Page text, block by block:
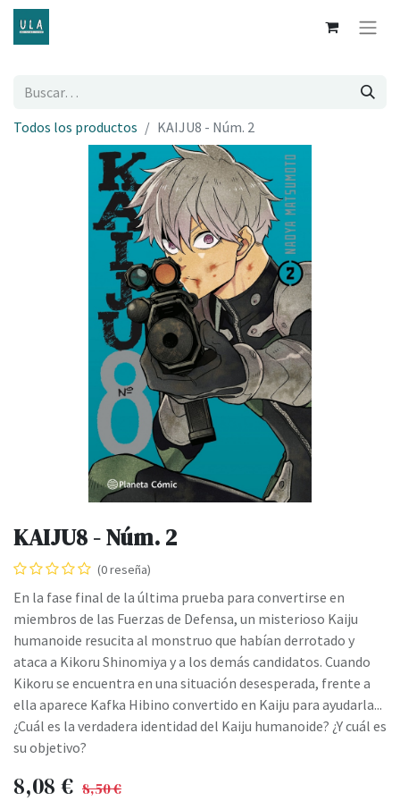
Todos los productos KAIJU8 - Núm. 2
KAIJU8 - Núm. 2
(0 reseña)
En la fase final de la última prueba para convertirse en
miembros de las Fuerzas de Defensa, un misterioso Kaiju
humanoide resucita al monstruo que habían derrotado y
ataca a Kikoru Shinomiya y a los demás candidatos. Cuando
Kikoru se encuentra en una situación desesperada, frente a
ella aparece Kafka Hibino convertido en Kaiju para ayudarla...
¿Cuál es la verdadera identidad del Kaiju humanoide? ¿Y cuál es
su objetivo?
8,08 € 8,50€